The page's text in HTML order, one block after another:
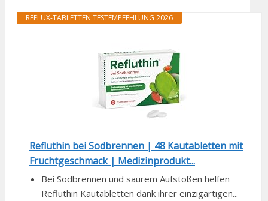
REFLUX-TABLETTEN TESTEMPFEHLUNG 2026
Refluthin bei Sodbrennen | 48 Kautabletten mit
Fruchtgeschmack | Medizinprodukt...
Bei Sodbrennen und saurem Aufstoßen helfen
Refluthin Kautabletten dank ihrer einzigartigen...